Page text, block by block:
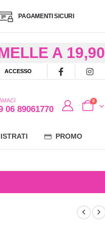
PAGAMENTI SICURI
A 19,90
ACCESSO
06 89061770
0
PROMO